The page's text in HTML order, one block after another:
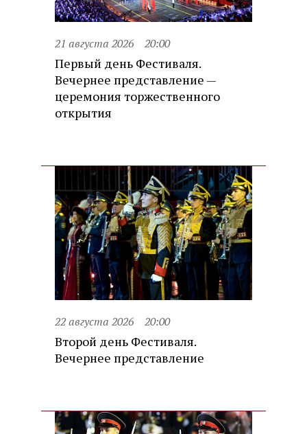
21 августа 2026 20:00
Первый день Фестиваля.
Вечернее представление —
церемония торжественного
открытия
22 августа 2026 20:00
Второй день Фестиваля.
Вечернее представление